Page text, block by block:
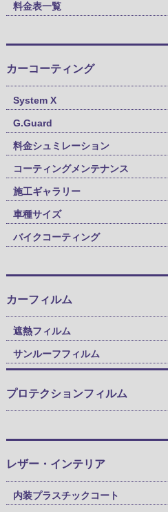
料金表一覧
カーコーティング
System X
G.Guard
料金シュミレーション
コーティングメンテナンス
施工ギャラリー
車種サイズ
バイクコーティング
カーフィルム
遮熱フィルム
サンルーフフィルム
プロテクションフィルム
レザー・インテリア
内装プラスチックコート